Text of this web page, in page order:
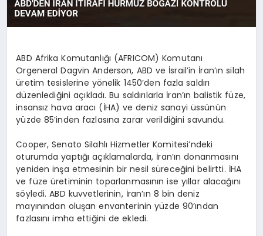
ABD Afrika Komutanlığı (AFRICOM) Komutanı
Orgeneral Dagvin Anderson, ABD ve İsrail’in İran’ın silah
üretim tesislerine yönelik 1450’den fazla saldırı
düzenlediğini açıkladı. Bu saldırılarla İran’ın balistik füze,
insansız hava aracı (İHA) ve deniz sanayi üssünün
yüzde 85’inden fazlasına zarar verildiğini savundu.
Cooper, Senato Silahlı Hizmetler Komitesi’ndeki
oturumda yaptığı açıklamalarda, İran’ın donanmasını
yeniden inşa etmesinin bir nesil süreceğini belirtti. İHA
ve füze üretiminin toparlanmasının ise yıllar alacağını
söyledi. ABD kuvvetlerinin, İran’ın 8 bin deniz
mayınından oluşan envanterinin yüzde 90’ından
fazlasını imha ettiğini de ekledi.